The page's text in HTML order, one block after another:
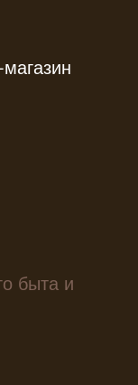
быта и